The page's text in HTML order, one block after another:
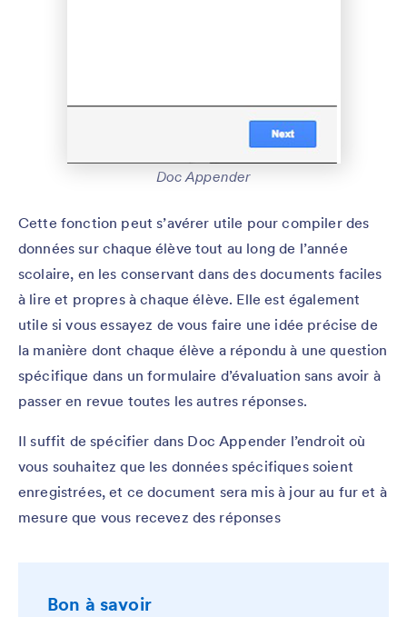
Doc Appender
Cette fonction peut s’avérer utile pour compiler des
données sur chaque élève tout au long de l’année
scolaire, en les conservant dans des documents faciles
à lire et propres à chaque élève. Elle est également
utile si vous essayez de vous faire une idée précise de
la manière dont chaque élève a répondu à une question
spécifique dans un formulaire d’évaluation sans avoir à
passer en revue toutes les autres réponses.
Il suffit de spécifier dans Doc Appender l’endroit où
vous souhaitez que les données spécifiques soient
enregistrées, et ce document sera mis à jour au fur et à
mesure que vous recevez des réponses
Bon à savoir